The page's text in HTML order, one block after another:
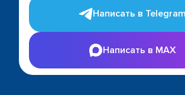
Написать в Telegram
Написать в MAX